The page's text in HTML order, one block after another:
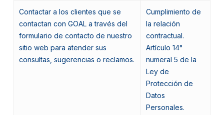
Contactar a los clientes que se
contactan con GOAL a través del
formulario de contacto de nuestro
sitio web para atender sus
consultas, sugerencias o reclamos.
Cumplimiento de
la relación
contractual.
Artículo 14°
numeral 5 de la
Ley de
Protección de
Datos
Personales.